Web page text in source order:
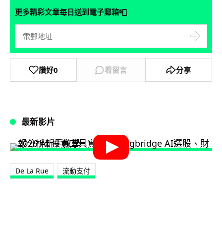
更多精彩文章每日送到電子郵箱📮
讚好0 看留言 分享
最新影片
De La Rue 流動支付